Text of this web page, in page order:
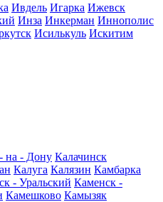
Ивдель Игарка Ижевск
Инза Инкерман Иннополис
Исилькуль Искитим
на - Дону Калачинск
Калуга Калязин Камбарка
- Уральский Каменск -
Камешково Камызяк